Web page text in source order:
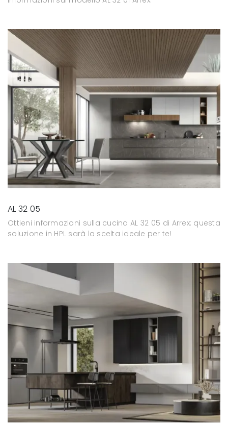
AL 32 05
Ottieni informazioni sulla cucina AL 32 05 di Arrex: questa
soluzione in HPL sarà la scelta ideale per te!